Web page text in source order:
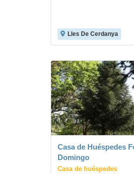
Lles De Cerdanya
Casa de Huéspedes
Domingo
Casa de huéspedes